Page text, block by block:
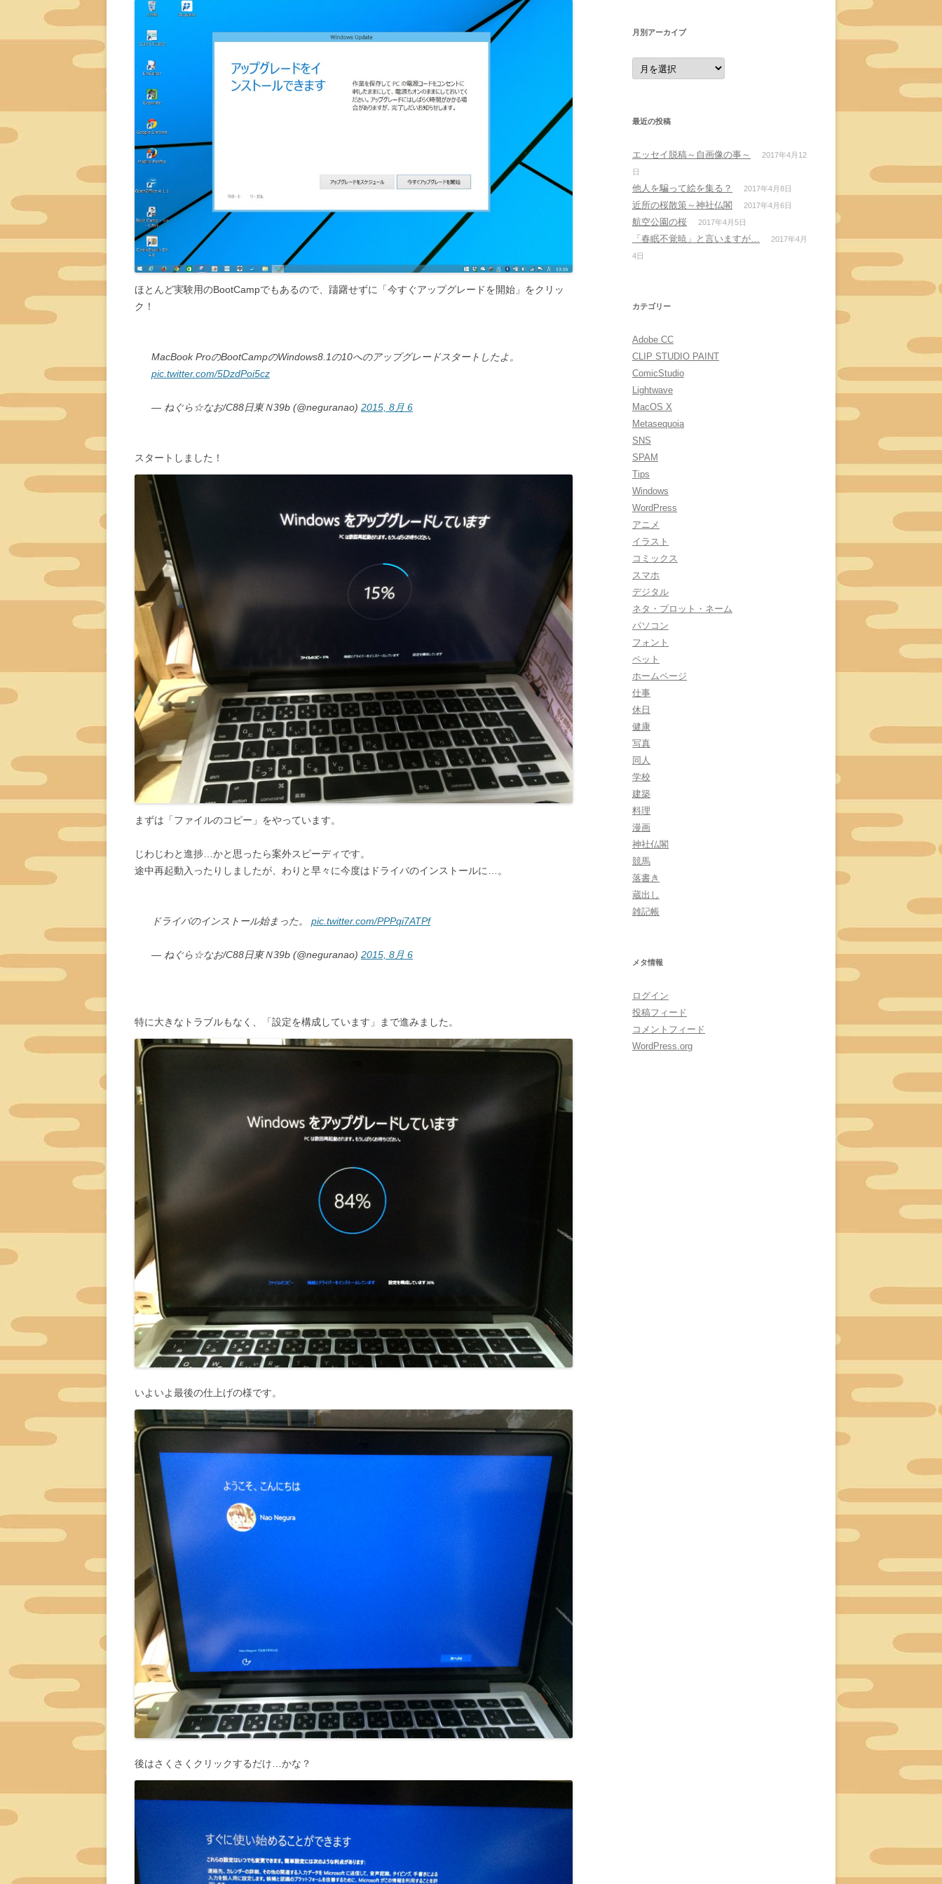
ほとんど実験用のBootCampでもあるので、躊躇せずに「今すぐアップグレードを開始」をクリッ
ク！
MacBook ProのBootCampのWindows8.1の10へのアップグレードスタートしたよ。
pic.twitter.com/5DzdPoi5cz
— ねぐら☆なお/C88日東Ｎ39b (@neguranao) 2015, 8月 6
スタートしました！
まずは「ファイルのコピー」をやっています。
じわじわと進捗…かと思ったら案外スピーディです。
途中再起動入ったりしましたが、わりと早々に今度はドライバのインストールに…。
ドライバのインストール始まった。 pic.twitter.com/PPPqi7ATPf
— ねぐら☆なお/C88日東Ｎ39b (@neguranao) 2015, 8月 6
特に大きなトラブルもなく、「設定を構成しています」まで進みました。
いよいよ最後の仕上げの様です。
後はさくさくクリックするだけ…かな？
月別アーカイブ
月
別
ア
ブ
最近の投稿
エッセイ脱稿～自画像の事～
2017年4月12
日
他人を騙って絵を集る？ 2017年4月8日
近所の桜散策～神社仏閣 2017年4月6日
航空公園の桜 2017年4月5日
「春眠不覚暁」と言いますが…
2017年4月
4日
カテゴリー
Adobe CC
CLIP STUDIO PAINT
ComicStudio
Lightwave
MacOS X
Metasequoia
SNS
SPAM
Tips
Windows
WordPress
アニメ
イラスト
コミックス
スマホ
デジタル
ネタ・プロット・ネーム
パソコン
フォント
ペット
ホームページ
仕事
休日
健康
写真
同人
学校
建築
料理
漫画
神社仏閣
競馬
落書き
蔵出し
雑記帳
メタ情報
ログイン
投稿フィード
コメントフィード
WordPress.org